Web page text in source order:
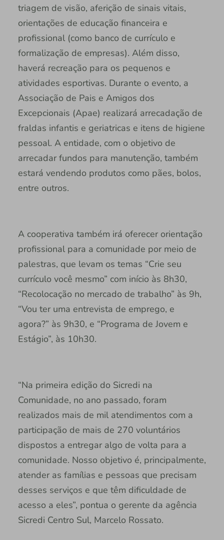
triagem de visão, aferição de sinais vitais,
orientações de educação financeira e
profissional (como banco de currículo e
formalização de empresas). Além disso,
haverá recreação para os pequenos e
atividades esportivas. Durante o evento, a
Associação de Pais e Amigos dos
Excepcionais (Apae) realizará arrecadação de
fraldas infantis e geriatricas e itens de higiene
pessoal. A entidade, com o objetivo de
arrecadar fundos para manutenção, também
estará vendendo produtos como pães, bolos,
entre outros.
A cooperativa também irá oferecer orientação
profissional para a comunidade por meio de
palestras, que levam os temas “Crie seu
currículo você mesmo” com início às 8h30,
“Recolocação no mercado de trabalho” às 9h,
“Vou ter uma entrevista de emprego, e
agora?” às 9h30, e “Programa de Jovem e
Estágio”, às 10h30.
“Na primeira edição do Sicredi na
Comunidade, no ano passado, foram
realizados mais de mil atendimentos com a
participação de mais de 270 voluntários
dispostos a entregar algo de volta para a
comunidade. Nosso objetivo é, principalmente,
atender as famílias e pessoas que precisam
desses serviços e que têm dificuldade de
acesso a eles”, pontua o gerente da agência
Sicredi Centro Sul, Marcelo Rossato.